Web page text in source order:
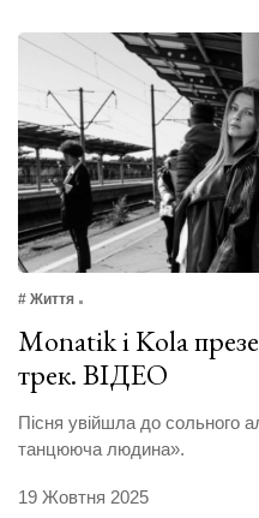
# Життя
Monatik i Kola
трек. ВІДЕО
Пісня увійшла до сольного
танцююча людина».
19 Жовтня 2025